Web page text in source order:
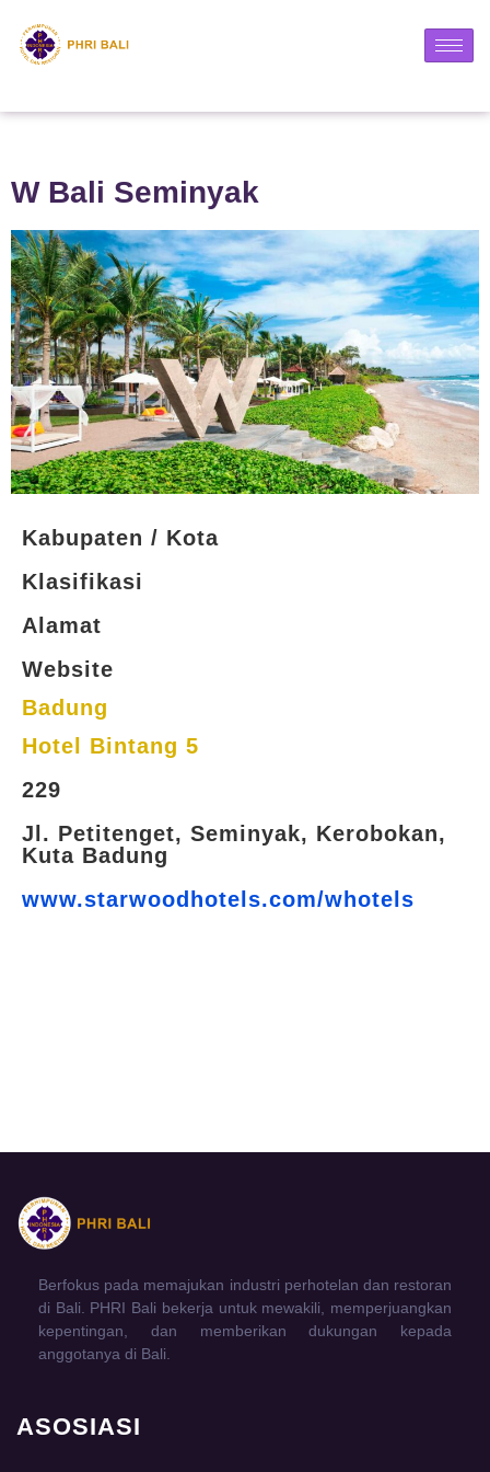
W Bali Seminyak
Kabupaten / Kota
Klasifikasi
Alamat
Website
Badung
Hotel Bintang 5
229
Jl. Petitenget, Seminyak, Kerobokan,
Kuta Badung
www.starwoodhotels.com/whotels
Berfokus pada memajukan industri perhotelan dan restoran
di Bali. PHRI Bali bekerja untuk mewakili, memperjuangkan
kepentingan, dan memberikan dukungan kepada
anggotanya di Bali.
ASOSIASI